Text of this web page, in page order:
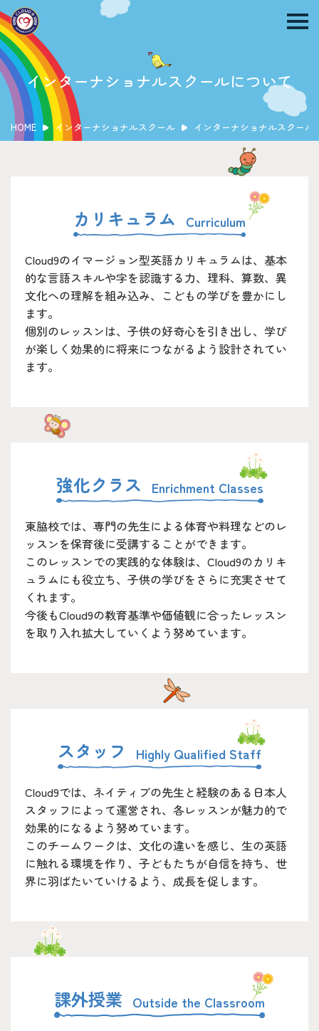
クラウドナインの特徴
保護者の声
インターナショナルスクールについて
3-4歳クラス
4-5歳クラス
異年齢クラス
インターナショナルスクールについて
HOME インターナショナルスクール インターナショナルスクール
カリキュラム
Cloud9のイマージョン型英語カリキュラムは、基本
的な言語スキルや字を認識する力、理科、算数、異
文化への理解を組み込み、こどもの学びを豊かにし
ます。
個別のレッスンは、子供の好奇心を引き出し、学び
が楽しく効果的に将来につながるよう設計されてい
ます。
強化クラス
東脇校では、専門の先生による体育や料理などのレ
ッスンを保育後に受講することができます。
このレッスンでの実践的な体験は、Cloud9のカリキ
ュラムにも役立ち、子供の学びをさらに充実させて
くれます。
今後もCloud9の教育基準や価値観に合ったレッスン
を取り入れ拡大していくよう努めています。
スタッフ
Cloud9では、ネイティブの先生と経験のある日本人
スタッフによって運営され、各レッスンが魅力的で
効果的になるよう努めています。
このチームワークは、文化の違いを感じ、生の英語
に触れる環境を作り、子どもたちが自信を持ち、世
界に羽ばたいていけるよう、成長を促します。
課外授業